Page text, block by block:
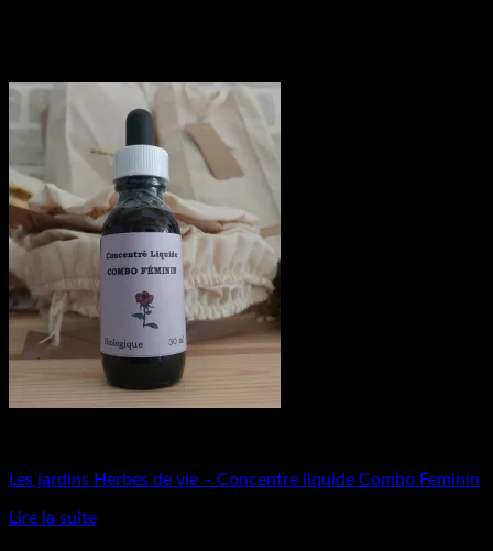
Les jardins Herbes de vie – Concentre liquide Combo Feminin
Lire la suite